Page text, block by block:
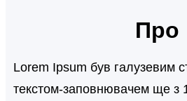
к
Про
Lorem Ipsum був галузевим
текстом-заповнювачем ще з